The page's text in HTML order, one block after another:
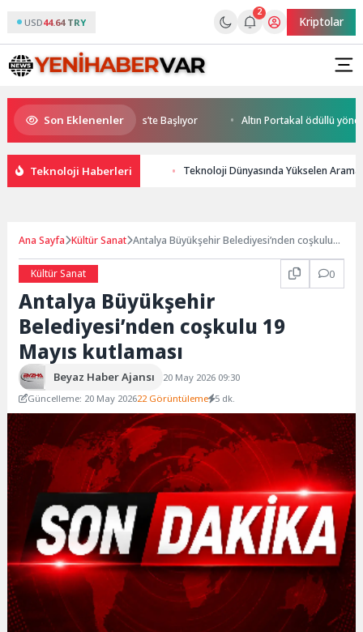
USD44.64 TRY
2
Kriptolar
Son Eklenenler
Cup Heyecanı Paris’te Başlıyor Altın Portakal ödüllü yönetmen
Teknoloji Haberleri Teknoloji Dünyasında Yükselen
Ana Sayfa Kültür Sanat Antalya Büyükşehir Belediyesi’nden coşkulu
Kültür Sanat
0
Antalya Büyükşehir
Belediyesi’nden coşkulu 19
Mayıs kutlaması
Beyaz Haber Ajansı
20 May 2026 09:30
Güncelleme: 20 May 202622 Görüntüleme 5 dk.